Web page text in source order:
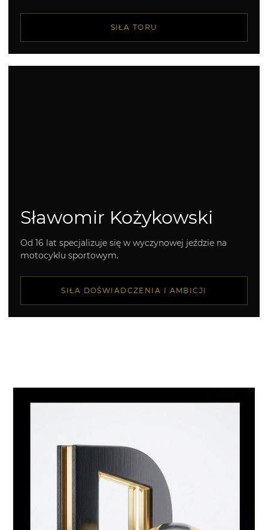
SIŁA TORU
Sławomir Kożykowski
Od 16 lat specjalizuje się w wyczynowej jeździe na
motocyklu sportowym.
SIŁA DOŚWIADCZENIA I AMBICJI